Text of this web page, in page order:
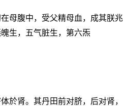
母腹中，受父精母血，成其朕兆
生，五气脏生，第六炁
於肾。其丹田前对脐，后对肾，